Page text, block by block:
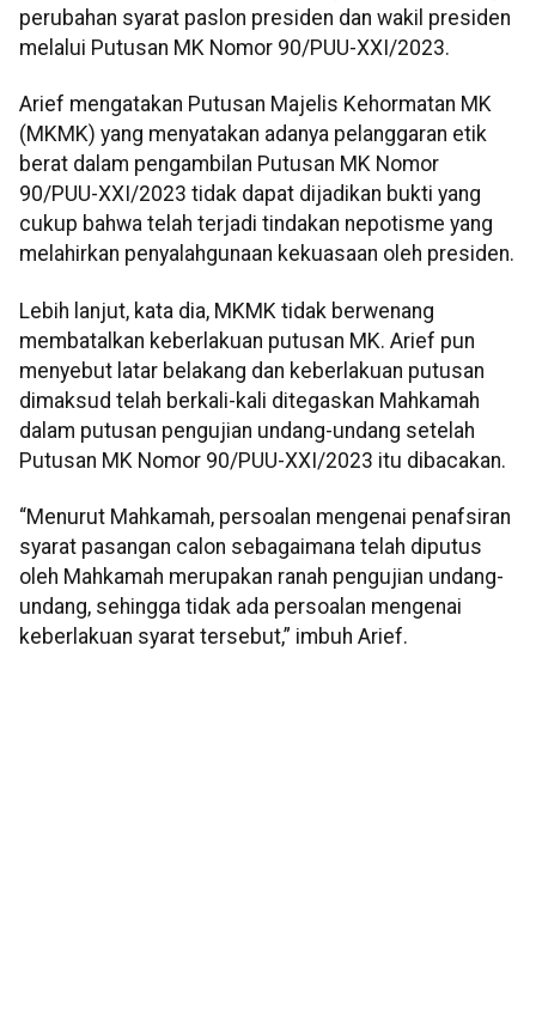
perubahan syarat paslon presiden dan wakil presiden
melalui Putusan MK Nomor 90/PUU-XXI/2023.
Arief mengatakan Putusan Majelis Kehormatan MK
(MKMK) yang menyatakan adanya pelanggaran etik
berat dalam pengambilan Putusan MK Nomor
90/PUU-XXI/2023 tidak dapat dijadikan bukti yang
cukup bahwa telah terjadi tindakan nepotisme yang
melahirkan penyalahgunaan kekuasaan oleh presiden.
Lebih lanjut, kata dia, MKMK tidak berwenang
membatalkan keberlakuan putusan MK. Arief pun
menyebut latar belakang dan keberlakuan putusan
dimaksud telah berkali-kali ditegaskan Mahkamah
dalam putusan pengujian undang-undang setelah
Putusan MK Nomor 90/PUU-XXI/2023 itu dibacakan.
“Menurut Mahkamah, persoalan mengenai penafsiran
syarat pasangan calon sebagaimana telah diputus
oleh Mahkamah merupakan ranah pengujian undang-
undang, sehingga tidak ada persoalan mengenai
keberlakuan syarat tersebut,” imbuh Arief.